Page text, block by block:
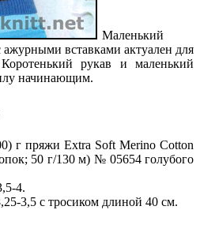
Маленький
вставками актуален для
рукав и маленький
начинающим.
г пряжи Extra Soft Merino Cotton
50 г/130 м) № 05654 голубого
4.
3,5 с тросиком длиной 40 см.